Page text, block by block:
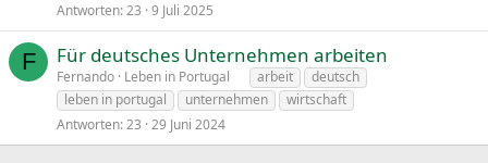
Antworten 23 9 Juli 2025
F Für deutsches Unternehmen arbeiten
Fernando Leben in Portugal arbeit
deutsch
leben in portugal
unternehmen
wirtschaft
Antworten 23 29 Juni 2024